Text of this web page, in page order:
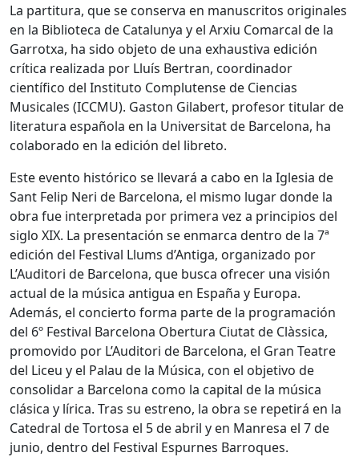
La partitura, que se conserva en manuscritos originales
en la Biblioteca de Catalunya y el Arxiu Comarcal de la
Garrotxa, ha sido objeto de una exhaustiva edición
crítica realizada por Lluís Bertran, coordinador
científico del Instituto Complutense de Ciencias
Musicales (ICCMU). Gaston Gilabert, profesor titular de
literatura española en la Universitat de Barcelona, ha
colaborado en la edición del libreto.
Este evento histórico se llevará a cabo en la Iglesia de
Sant Felip Neri de Barcelona, el mismo lugar donde la
obra fue interpretada por primera vez a principios del
siglo XIX. La presentación se enmarca dentro de la 7ª
edición del Festival Llums d’Antiga, organizado por
L’Auditori de Barcelona, que busca ofrecer una visión
actual de la música antigua en España y Europa.
Además, el concierto forma parte de la programación
del 6º Festival Barcelona Obertura Ciutat de Clàssica,
promovido por L’Auditori de Barcelona, el Gran Teatre
del Liceu y el Palau de la Música, con el objetivo de
consolidar a Barcelona como la capital de la música
clásica y lírica. Tras su estreno, la obra se repetirá en la
Catedral de Tortosa el 5 de abril y en Manresa el 7 de
junio, dentro del Festival Espurnes Barroques.